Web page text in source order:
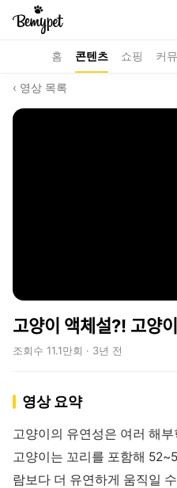
홈 콘텐츠 쇼핑 커
‹ 영상 목록
고양이 액체설?!
조회수 11.1만회 · 3년 전
영상 요약
고양이의 유연성은 여러 해
고양이는 꼬리를 포함해
람보다 더 유연하게 움직일